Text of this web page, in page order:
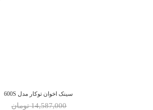
سینک اخوان توکار مدل 600S
14,587,000 تومان